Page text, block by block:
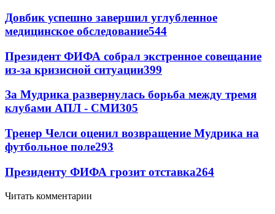
Довбик успешно завершил углубленное
медицинское обследование544
Президент ФИФА собрал экстренное совещание
из-за кризисной ситуации399
За Мудрика развернулась борьба между тремя
клубами АПЛ - СМИ305
Тренер Челси оценил возвращение Мудрика на
футбольное поле293
Президенту ФИФА грозит отставка264
Читать комментарии